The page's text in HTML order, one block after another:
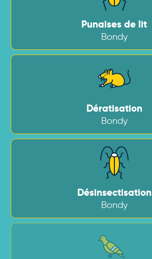
Punaises de lit
Bondy
Dératisation
Bondy
Désinsectisation
Bondy